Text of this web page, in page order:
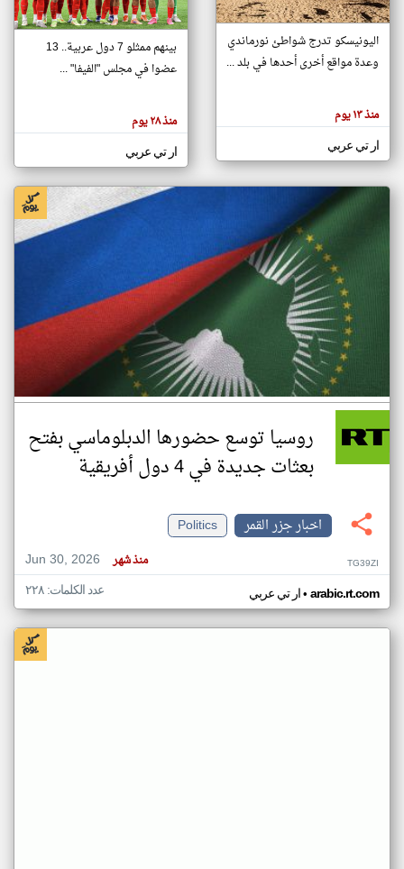
تغيير الدولة
اخبار جزر القمر على مدار الساعة
أهم اخبار جزر القمر العاجلة والمباشرة
هنا عن
وجهة
كاتبيها.
اليونيسكو تدرج شواطئ نورماندي
وعدة مواقع أخرى أحدها في بلد ...
منذ ١٣ يوم
ار تي عربي
بينهم ممثلو 7 دول عربية.. 13
عضوا في مجلس "الفيفا" ...
منذ ٢٨ يوم
ار تي عربي
روسيا توسع حضورها الدبلوماسي بفتح
بعثات جديدة في 4 دول أفريقية
اخبار جزر القمر
Politics
Jun 30, 2026
منذ شهر TG39ZI
ار تي عربي• arabic.rt.com عدد الكلمات: ٢٢٨
klyoum.com